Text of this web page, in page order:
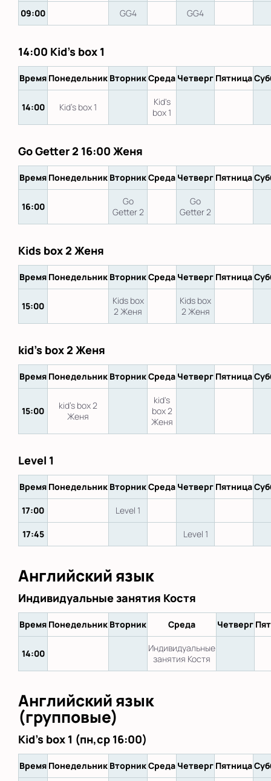
09:00 GG4 GG4
14:00 Kid's box 1
Время Понедельник ВторникСреда Четверг Пятница
14:00 Kid's box 1
Kid's
box 1
Go Getter 2 16:00 Женя
Время Понедельник ВторникСреда Четверг Пятница
16:00
Go
Getter 2
Go
Getter 2
Kids box 2 Женя
Время Понедельник ВторникСреда Четверг Пятница
15:00
Kids box
2 Женя
Kids box
2 Женя
kid's box 2 Женя
Время Понедельник ВторникСреда Четверг Пятница
15:00
kid's box 2
Женя
kid's
box 2
Женя
Level 1
Время Понедельник ВторникСреда Четверг Пятница
17:00 Level 1
17:45 Level 1
Английский язык
Индивидуальные занятия Костя
Время Понедельник Вторник Среда Четверг
14:00
Индивидуальные
занятия Костя
Английский язык
(групповые)
Kid's box 1 (пн,ср 16:00)
Время Понедельник ВторникСреда Четверг Пятница